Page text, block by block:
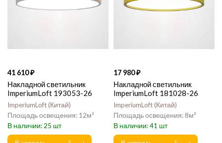
41 610
Накладной светильник
ImperiumLoft 193053-26
ImperiumLoft Китай
12
25
17 980
Накладной светильник
ImperiumLoft 181028-26
ImperiumLoft Китай
8
41